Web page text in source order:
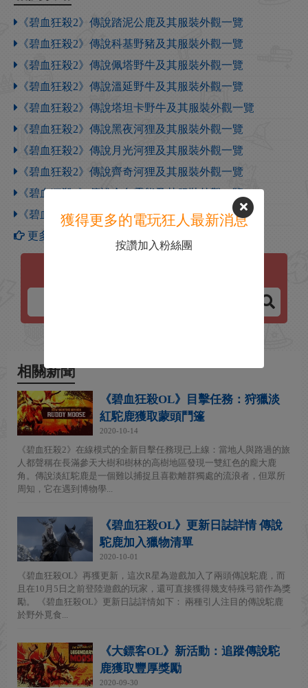
《碧血狂殺2》傳說踏泥公鹿及其服裝外觀一覽
《碧血狂殺2》傳說科基野豬及其服裝外觀一覽
《碧血狂殺2》傳說佩塔野牛及其服裝外觀一覽
《碧血狂殺2》傳說溫延野牛及其服裝外觀一覽
《碧血狂殺2》傳說塔坦卡野牛及其服裝外觀一覽
《碧血狂殺2》傳說黑夜河狸及其服裝外觀一覽
《碧血狂殺2》傳說月光河狸及其服裝外觀一覽
《碧血狂殺2》傳說齊奇河狸及其服裝外觀一覽
《碧血狂殺2》傳說金色靈熊及其服裝外觀一覽
《碧血狂殺2》傳說脊背靈熊及其服裝外觀一覽
更多【碧血狂殺2】攻略
相關新聞
《碧血狂殺OL》目擊任務：狩獵淡
紅駝鹿獲取蒙頭鬥篷
2020-10-14
《碧血狂殺2》在線模式的全新目擊任務現已上線：當地人與路過的旅
人都聲稱在長滿參天大樹和樹林的高樹地區發現一雙紅色的龐大鹿
角。傳說淡紅駝鹿是一個難以捕捉且喜歡離群獨處的流浪者，但眾所
周知，它在遇到博物學...
《碧血狂殺OL》更新日誌詳情 傳說
駝鹿加入獵物清單
2020-10-01
《碧血狂殺OL》再獲更新，這次R星為遊戲加入了兩頭傳說駝鹿，而
且在10月5日之前登陸遊戲的玩家，還可直接獲得幾支特殊弓箭作為獎
勵。 《碧血狂殺OL》更新日誌詳情如下： 兩種引人注目的傳說駝鹿
於野外覓食...
《大鏢客OL》新活動：追蹤傳說駝
鹿獲取豐厚獎勵
2020-09-30
獲得更多的電玩狂人最新消息
按讚加入粉絲團